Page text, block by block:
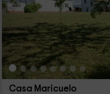
Casa Maricuelo